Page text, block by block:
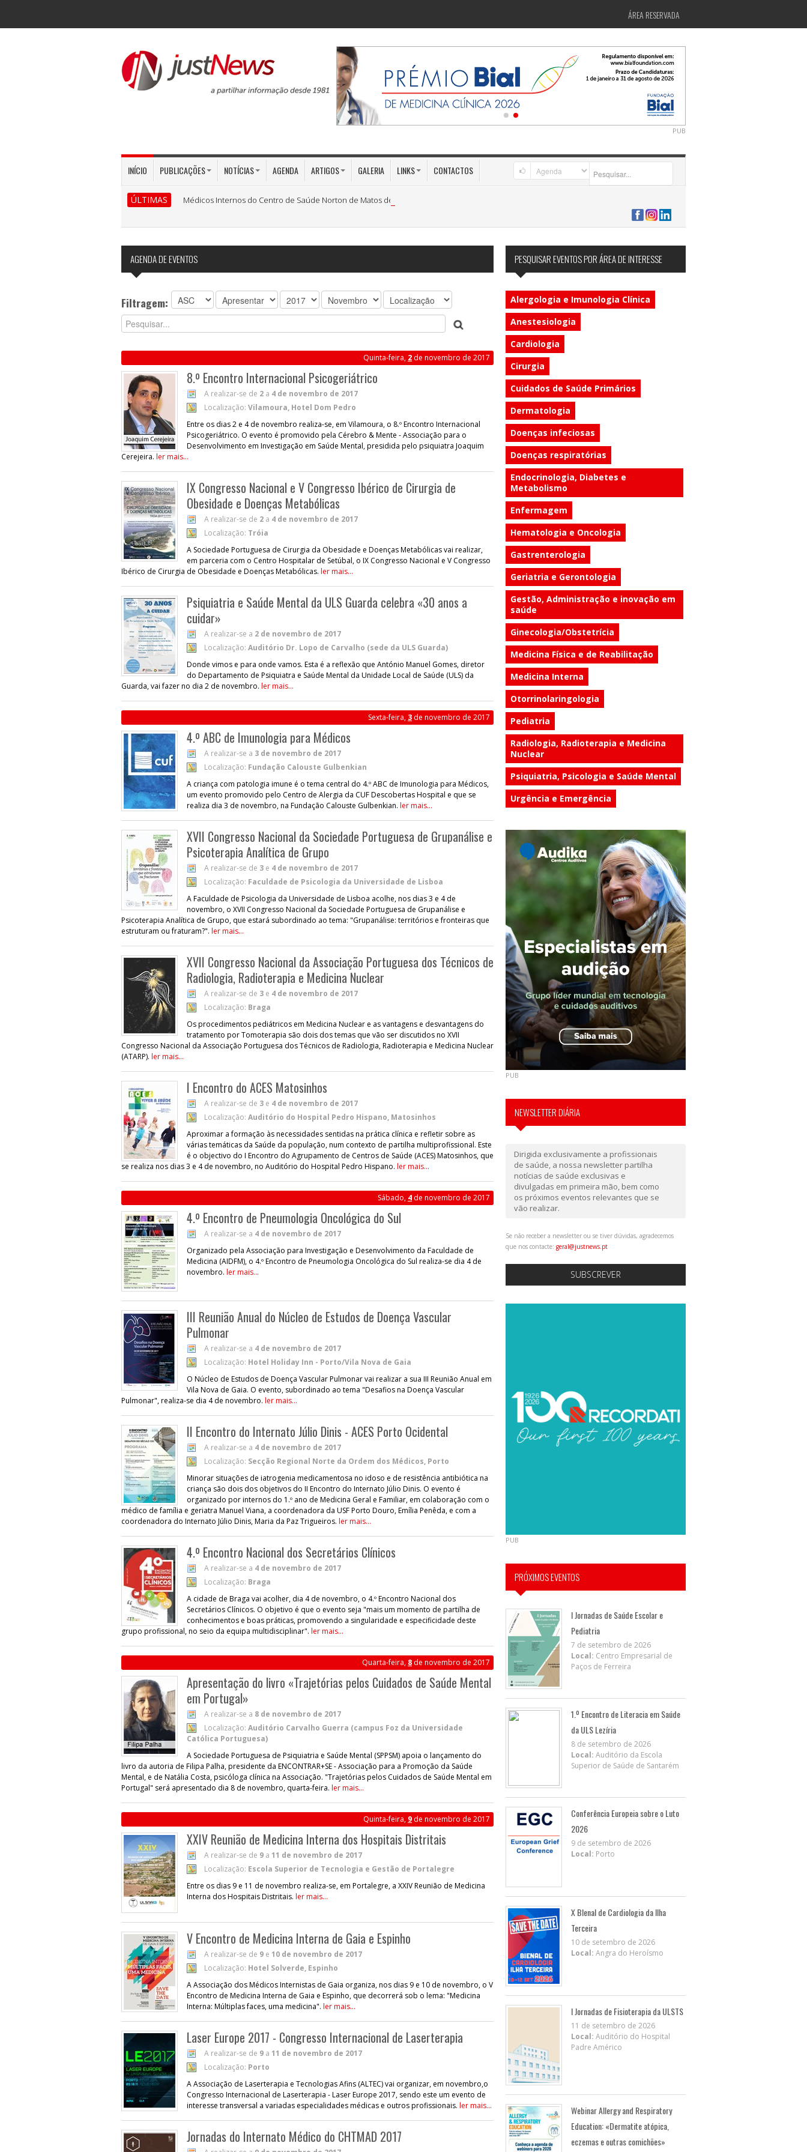
ÁREA RESERVADA
PUB
INÍCIO PUBLICAÇÕES NOTÍCIAS AGENDA ARTIGOS GALERIA LINKS CONTACTOS
ÚLTIMAS Médicos Internos do Centro de Saúde Norton de Matos dedicam Jornadas à «Medicina Preventiva»
AGENDA DE EVENTOS
Filtragem:
Quinta-feira, 2 de novembro de 2017
8.º Encontro Internacional Psicogeriátrico
A realizar-se de 2 a 4 de novembro de 2017
Localização: Vilamoura, Hotel Dom Pedro
Entre os dias 2 e 4 de novembro realiza-se, em Vilamoura, o 8.º Encontro Internacional
Psicogeriátrico. O evento é promovido pela Cérebro & Mente - Associação para o
Desenvolvimento em Investigação em Saúde Mental, presidida pelo psiquiatra Joaquim
Cerejeira. ler mais...
IX Congresso Nacional e V Congresso Ibérico de Cirurgia de
Obesidade e Doenças Metabólicas
A realizar-se de 2 a 4 de novembro de 2017
Localização: Tróia
A Sociedade Portuguesa de Cirurgia da Obesidade e Doenças Metabólicas vai realizar,
em parceria com o Centro Hospitalar de Setúbal, o IX Congresso Nacional e V Congresso
Ibérico de Cirurgia de Obesidade e Doenças Metabólicas. ler mais...
Psiquiatria e Saúde Mental da ULS Guarda celebra «30 anos a
cuidar»
A realizar-se a 2 de novembro de 2017
Localização: Auditório Dr. Lopo de Carvalho (sede da ULS Guarda)
Donde vimos e para onde vamos. Esta é a reflexão que António Manuel Gomes, diretor
do Departamento de Psiquiatra e Saúde Mental da Unidade Local de Saúde (ULS) da
Guarda, vai fazer no dia 2 de novembro. ler mais...
Sexta-feira, 3 de novembro de 2017
4.º ABC de Imunologia para Médicos
A realizar-se a 3 de novembro de 2017
Localização: Fundação Calouste Gulbenkian
A criança com patologia imune é o tema central do 4.º ABC de Imunologia para Médicos,
um evento promovido pelo Centro de Alergia da CUF Descobertas Hospital e que se
realiza dia 3 de novembro, na Fundação Calouste Gulbenkian. ler mais...
XVII Congresso Nacional da Sociedade Portuguesa de Grupanálise e
Psicoterapia Analítica de Grupo
A realizar-se de 3 e 4 de novembro de 2017
Localização: Faculdade de Psicologia da Universidade de Lisboa
A Faculdade de Psicologia da Universidade de Lisboa acolhe, nos dias 3 e 4 de
novembro, o XVII Congresso Nacional da Sociedade Portuguesa de Grupanálise e
Psicoterapia Analítica de Grupo, que estará subordinado ao tema: "Grupanálise: territórios e fronteiras que
estruturam ou fraturam?". ler mais...
XVII Congresso Nacional da Associação Portuguesa dos Técnicos de
Radiologia, Radioterapia e Medicina Nuclear
A realizar-se de 3 e 4 de novembro de 2017
Localização: Braga
Os procedimentos pediátricos em Medicina Nuclear e as vantagens e desvantagens do
tratamento por Tomoterapia são dois dos temas que vão ser discutidos no XVII
Congresso Nacional da Associação Portuguesa dos Técnicos de Radiologia, Radioterapia e Medicina Nuclear
(ATARP). ler mais...
I Encontro do ACES Matosinhos
A realizar-se de 3 e 4 de novembro de 2017
Localização: Auditório do Hospital Pedro Hispano, Matosinhos
Aproximar a formação às necessidades sentidas na prática clínica e refletir sobre as
várias temáticas da Saúde da população, num contexto de partilha multiprofissional. Este
é o objectivo do I Encontro do Agrupamento de Centros de Saúde (ACES) Matosinhos, que
se realiza nos dias 3 e 4 de novembro, no Auditório do Hospital Pedro Hispano. ler mais...
Sábado, 4 de novembro de 2017
4.º Encontro de Pneumologia Oncológica do Sul
A realizar-se a 4 de novembro de 2017
Organizado pela Associação para Investigação e Desenvolvimento da Faculdade de
Medicina (AIDFM), o 4.º Encontro de Pneumologia Oncológica do Sul realiza-se dia 4 de
novembro. ler mais...
III Reunião Anual do Núcleo de Estudos de Doença Vascular
Pulmonar
A realizar-se a 4 de novembro de 2017
Localização: Hotel Holiday Inn - Porto/Vila Nova de Gaia
O Núcleo de Estudos de Doença Vascular Pulmonar vai realizar a sua III Reunião Anual em
Vila Nova de Gaia. O evento, subordinado ao tema "Desafios na Doença Vascular
Pulmonar", realiza-se dia 4 de novembro. ler mais...
II Encontro do Internato Júlio Dinis - ACES Porto Ocidental
A realizar-se a 4 de novembro de 2017
Localização: Secção Regional Norte da Ordem dos Médicos, Porto
Minorar situações de iatrogenia medicamentosa no idoso e de resistência antibiótica na
criança são dois dos objetivos do II Encontro do Internato Júlio Dinis. O evento é
organizado por internos do 1.º ano de Medicina Geral e Familiar, em colaboração com o
médico de família e geriatra Manuel Viana, a coordenadora da USF Porto Douro, Emília Penêda, e com a
coordenadora do Internato Júlio Dinis, Maria da Paz Trigueiros. ler mais...
4.º Encontro Nacional dos Secretários Clínicos
A realizar-se a 4 de novembro de 2017
Localização: Braga
A cidade de Braga vai acolher, dia 4 de novembro, o 4.º Encontro Nacional dos
Secretários Clínicos. O objetivo é que o evento seja "mais um momento de partilha de
conhecimentos e boas práticas, promovendo a singularidade e especificidade deste
grupo profissional, no seio da equipa multidisciplinar". ler mais...
Quarta-feira, 8 de novembro de 2017
Apresentação do livro «Trajetórias pelos Cuidados de Saúde Mental
em Portugal»
A realizar-se a 8 de novembro de 2017
Localização: Auditório Carvalho Guerra (campus Foz da Universidade
Católica Portuguesa)
A Sociedade Portuguesa de Psiquiatria e Saúde Mental (SPPSM) apoia o lançamento do
livro da autoria de Filipa Palha, presidente da ENCONTRAR+SE - Associação para a Promoção da Saúde
Mental, e de Natália Costa, psicóloga clínica na Associação. "Trajetórias pelos Cuidados de Saúde Mental em
Portugal" será apresentado dia 8 de novembro, quarta-feira. ler mais...
Quinta-feira, 9 de novembro de 2017
XXIV Reunião de Medicina Interna dos Hospitais Distritais
A realizar-se de 9 a 11 de novembro de 2017
Localização: Escola Superior de Tecnologia e Gestão de Portalegre
Entre os dias 9 e 11 de novembro realiza-se, em Portalegre, a XXIV Reunião de Medicina
Interna dos Hospitais Distritais. ler mais...
V Encontro de Medicina Interna de Gaia e Espinho
A realizar-se de 9 e 10 de novembro de 2017
Localização: Hotel Solverde, Espinho
A Associação dos Médicos Internistas de Gaia organiza, nos dias 9 e 10 de novembro, o V
Encontro de Medicina Interna de Gaia e Espinho, que decorrerá sob o lema: "Medicina
Interna: Múltiplas faces, uma medicina". ler mais...
Laser Europe 2017 - Congresso Internacional de Laserterapia
A realizar-se de 9 a 11 de novembro de 2017
Localização: Porto
A Associação de Laserterapia e Tecnologias Afins (ALTEC) vai organizar, em novembro,o
Congresso Internacional de Laserterapia - Laser Europe 2017, sendo este um evento de
interesse transversal a variadas especialidades médicas e outros profissionais. ler mais...
Jornadas do Internato Médico do CHTMAD 2017
PESQUISAR EVENTOS POR ÁREA DE INTERESSE
Alergologia e Imunologia Clínica
Anestesiologia
Cardiologia
Cirurgia
Cuidados de Saúde Primários
Dermatologia
Doenças infeciosas
Doenças respiratórias
Endocrinologia, Diabetes e
Metabolismo
Enfermagem
Hematologia e Oncologia
Gastrenterologia
Geriatria e Gerontologia
Gestão, Administração e inovação em
saúde
Ginecologia/Obstetrícia
Medicina Física e de Reabilitação
Medicina Interna
Otorrinolaringologia
Pediatria
Radiologia, Radioterapia e Medicina
Nuclear
Psiquiatria, Psicologia e Saúde Mental
Urgência e Emergência
PUB
NEWSLETTER DIÁRIA
Dirigida exclusivamente a profissionais
de saúde, a nossa newsletter partilha
notícias de saúde exclusivas e
divulgadas em primeira mão, bem como
os próximos eventos relevantes que se
vão realizar.
Se não receber a newsletter ou se tiver dúvidas, agradecemos
que nos contacte: geral@justnews.pt
SUBSCREVER
PUB
PRÓXIMOS EVENTOS
I Jornadas de Saúde Escolar e
Pediatria
7 de setembro de 2026
Local: Centro Empresarial de
Paços de Ferreira
1.º Encontro de Literacia em Saúde
da ULS Lezíria
8 de setembro de 2026
Local: Auditório da Escola
Superior de Saúde de Santarém
Conferência Europeia sobre o Luto
2026
9 de setembro de 2026
Local: Porto
X BIenal de Cardiologia da Ilha
Terceira
10 de setembro de 2026
Local: Angra do Heroísmo
I Jornadas de Fisioterapia da ULSTS
11 de setembro de 2026
Local: Auditório do Hospital
Padre Américo
Webinar Allergy and Respiratory
Education: «Dermatite atópica,
eczemas e outras comichões»